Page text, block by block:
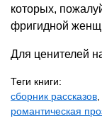
которых,
фригидной
Для ценителей
Теги книги:
сборник рассказов
романтическая